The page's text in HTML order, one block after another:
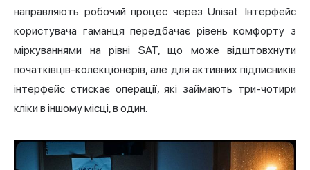
направляють робочий процес через Unisat. Інтерфейс
користувача гаманця передбачає рівень комфорту з
міркуваннями на рівні SAT, що може відштовхнути
початківців-колекціонерів, але для активних підписників
інтерфейс стискає операції, які займають три-чотири
кліки в іншому місці, в один.